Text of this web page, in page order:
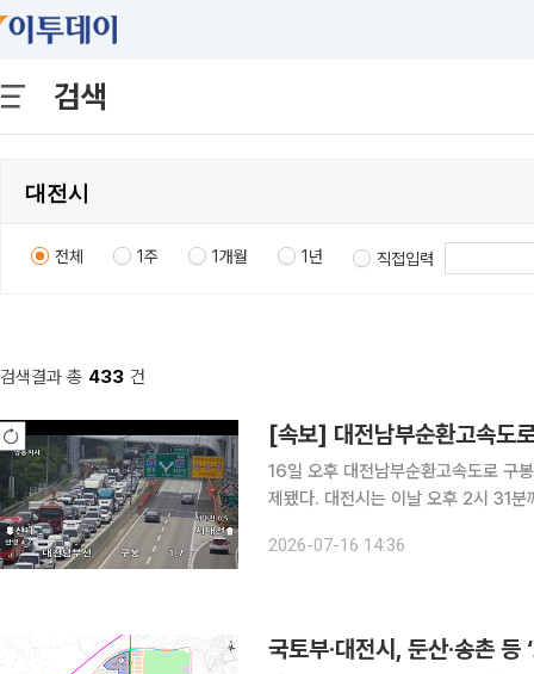
검색
전체 1주 1개월 1년 직접입력
검색결과 총 433 건
[속보] 대전남부순환고속도
16일 오후 대전남부순환고속도로 구
제됐다. 대전시는 이날 오후 2시 31분께 안전재난문자를 통해 “오후 1시 44분께 서대전나들목(IC)
공사 고속도로 교통정보에 따르면
2026-07-16 14:36
국토부·대전시, 둔산·송촌 등